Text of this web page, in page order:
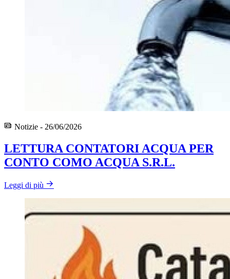
Notizie - 26/06/2026
LETTURA CONTATORI ACQUA PER
CONTO COMO ACQUA S.R.L.
Leggi di più